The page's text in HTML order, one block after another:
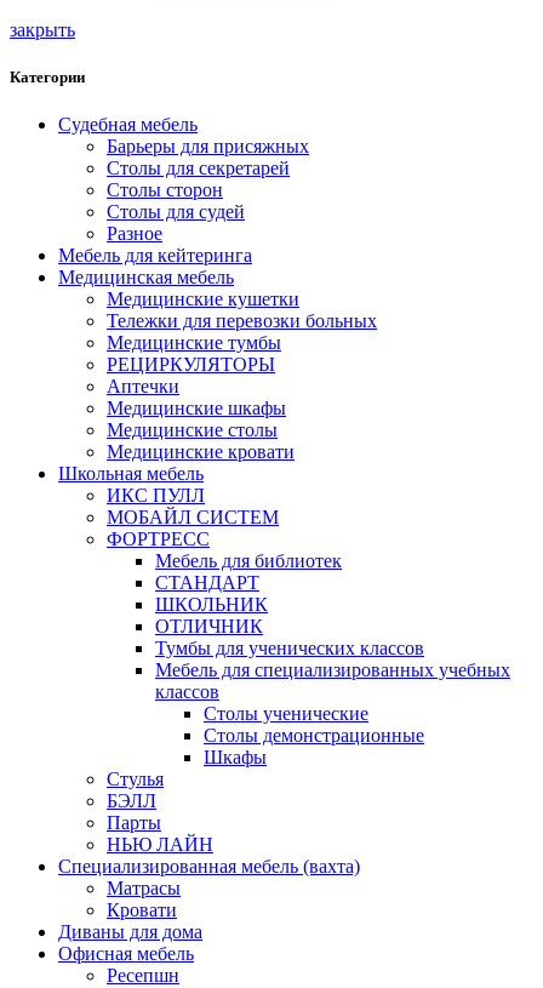
закрыть
Категории
Судебная мебель
Барьеры для присяжных
Столы для секретарей
Столы сторон
Столы для судей
Разное
Мебель для кейтеринга
Медицинская мебель
Медицинские кушетки
Тележки для перевозки больных
Медицинские тумбы
РЕЦИРКУЛЯТОРЫ
Аптечки
Медицинские шкафы
Медицинские столы
Медицинские кровати
Школьная мебель
ИКС ПУЛЛ
МОБАЙЛ СИСТЕМ
ФОРТРЕСС
Мебель для библиотек
СТАНДАРТ
ШКОЛЬНИК
ОТЛИЧНИК
Тумбы для ученических классов
Мебель для специализированных учебных
классов
Столы ученические
Столы демонстрационные
Шкафы
Стулья
БЭЛЛ
Парты
НЬЮ ЛАЙН
Специализированная мебель (вахта)
Матрасы
Кровати
Диваны для дома
Офисная мебель
Ресепшн